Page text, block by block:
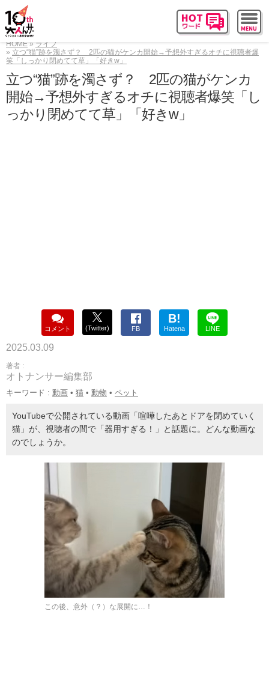
HOME
ライフ
立つ“猫”跡を濁さず？ 2匹の猫がケンカ開始→予想外すぎるオチに視聴者爆
笑「しっかり閉めてて草」「好きw」
立つ“猫”跡を濁さず？ 2匹の猫がケンカ
開始→予想外すぎるオチに視聴者爆笑「し
っかり閉めてて草」「好きw」
コメント (Twitter) FB
B!
Hatena LINE
2025.03.09
著者 :
オトナンサー編集部
キーワード : 動画 • 猫 • 動物 • ペット
YouTubeで公開されている動画「喧嘩したあとドアを閉めていく
猫」が、視聴者の間で「器用すぎる！」と話題に。どんな動画な
のでしょうか。
この後、意外（？）な展開に…！